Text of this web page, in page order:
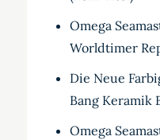
Omega
Worldtimer
Die Neue
Bang Keramik
Omega